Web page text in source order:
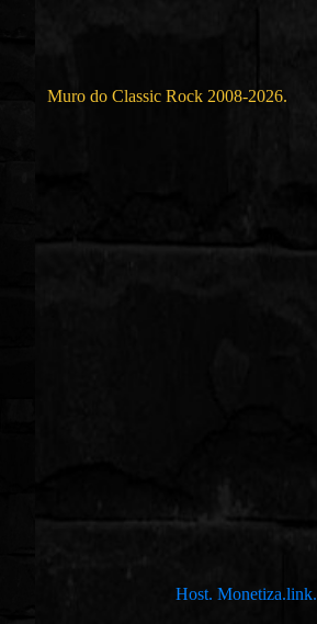
Muro do Classic Rock 2008-2026.
Host. Monetiza.link.